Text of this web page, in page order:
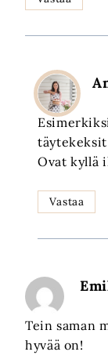
täytekeksit
Ovat kyllä
Vastaa
Tein saman
hyvää on!